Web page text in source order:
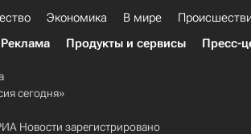
Экономика В мире
Реклама Продукты и сервисы Пресс-
сегодня»
Новости зарегистрировано